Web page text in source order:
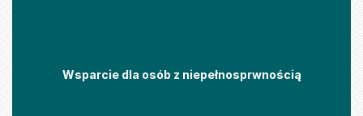
Wsparcie dla osób z niepełnosprwnością